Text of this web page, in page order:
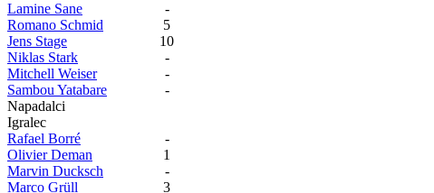
Lamine Sane
-
Romano Schmid
5
Jens Stage
10
Niklas Stark
-
Mitchell Weiser
-
Sambou Yatabare
-
Napadalci
Igralec
Rafael Borré
-
Olivier Deman
1
Marvin Ducksch
-
Marco Grüll
3